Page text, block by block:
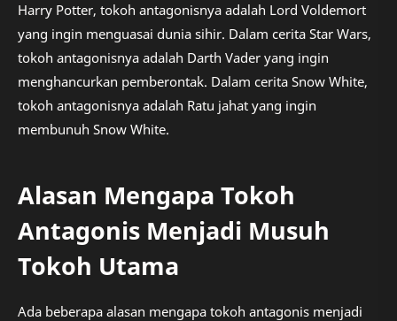
Harry Potter, tokoh antagonisnya adalah Lord Voldemort
yang ingin menguasai dunia sihir. Dalam cerita Star Wars,
tokoh antagonisnya adalah Darth Vader yang ingin
menghancurkan pemberontak. Dalam cerita Snow White,
tokoh antagonisnya adalah Ratu jahat yang ingin
membunuh Snow White.
Alasan Mengapa Tokoh
Antagonis Menjadi Musuh
Tokoh Utama
Ada beberapa alasan mengapa tokoh antagonis menjadi